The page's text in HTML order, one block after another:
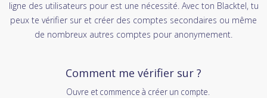
ligne des utilisateurs pour est une nécessité. Avec ton Blacktel, tu
peux te vérifier sur et créer des comptes secondaires ou même
de nombreux autres comptes pour anonymement.
Comment me vérifier sur ?
Ouvre et commence à créer un compte.